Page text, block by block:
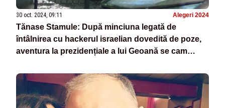
30 oct. 2024, 09:11 Alegeri 2024
Tănase Stamule: După minciuna legată de
întâlnirea cu hackerul israelian dovedită de poze,
aventura la prezidențiale a lui Geoană se cam